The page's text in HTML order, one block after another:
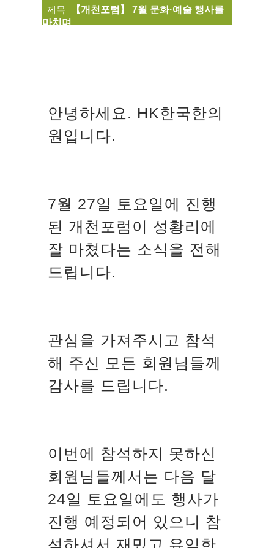
제목
【개천포럼】 7월 문화·예술 행사를
마치며
안녕하세요. HK한국한의
원입니다.
7월 27일 토요일에 진행
된 개천포럼이 성황리에
잘 마쳤다는 소식을 전해
드립니다.
관심을 가져주시고 참석
해 주신 모든 회원님들께
감사를 드립니다.
이번에 참석하지 못하신
회원님들께서는 다음 달
24일 토요일에도 행사가
진행 예정되어 있으니 참
석하셔서 재밌고 유익한